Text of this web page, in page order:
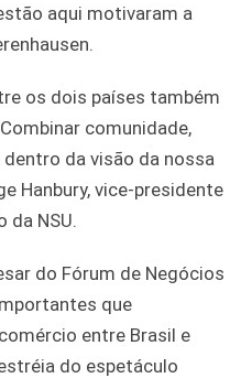
aqui motivaram a
os dois países também
comunidade,
da visão da nossa
Hanbury, vice-presidente
da NSU.
do Fórum de Negócios
que
entre Brasil e
do espetáculo